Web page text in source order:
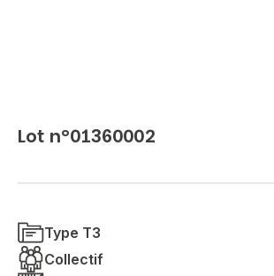
Lot n°01360002
Type T3
Collectif